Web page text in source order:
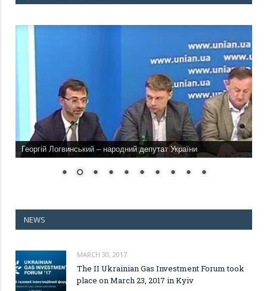
Георгій Логвинський – народний депутат України
NEWS
MARCH 30, 2017
The II Ukrainian Gas Investment Forum took
place on March 23, 2017 in Kyiv